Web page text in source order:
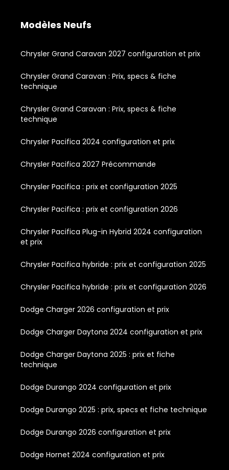
Modèles Neufs
Chrysler Grand Caravan 2027 configuration et prix
Chrysler Grand Caravan : Prix, specs & fiche
technique
Chrysler Grand Caravan : Prix, specs & fiche
technique
Chrysler Pacifica 2024 configuration et prix
Chrysler Pacifica 2027 Précommande
Chrysler Pacifica : prix et configuration 2025
Chrysler Pacifica : prix et configuration 2026
Chrysler Pacifica Plug-in Hybrid 2024 configuration
et prix
Chrysler Pacifica hybride : prix et configuration 2025
Chrysler Pacifica hybride : prix et configuration 2026
Dodge Charger 2026 configuration et prix
Dodge Charger Daytona 2024 configuration et prix
Dodge Charger Daytona 2025 : prix et fiche
technique
Dodge Durango 2024 configuration et prix
Dodge Durango 2025 : prix, specs et fiche technique
Dodge Durango 2026 configuration et prix
Dodge Hornet 2024 configuration et prix